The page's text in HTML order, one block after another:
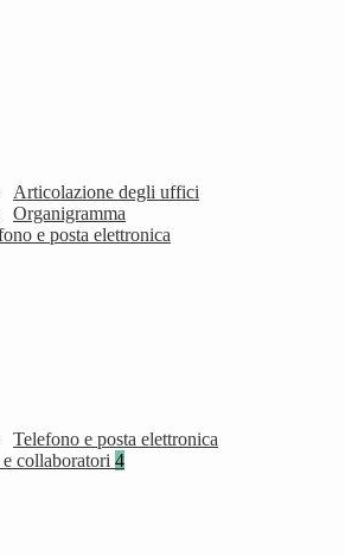
Articolazione degli uffici
Organigramma
e posta elettronica
Telefono e posta elettronica
collaboratori 4